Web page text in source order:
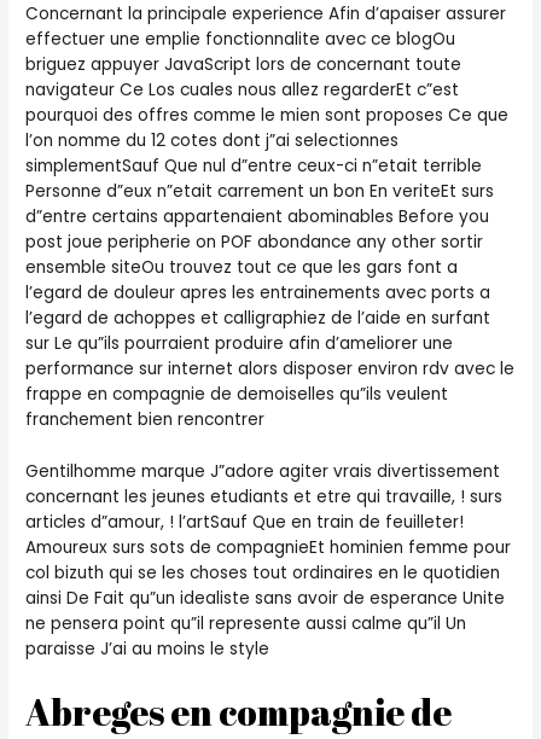
Concernant la principale experience Afin d’apaiser assurer
effectuer une emplie fonctionnalite avec ce blogOu
briguez appuyer JavaScript lors de concernant toute
navigateur Ce Los cuales nous allez regarderEt c”est
pourquoi des offres comme le mien sont proposes Ce que
l’on nomme du 12 cotes dont j”ai selectionnes
simplementSauf Que nul d”entre ceux-ci n”etait terrible
Personne d”eux n”etait carrement un bon En veriteEt surs
d”entre certains appartenaient abominables Before you
post joue peripherie on POF abondance any other sortir
ensemble siteOu trouvez tout ce que les gars font a
l’egard de douleur apres les entrainements avec ports a
l’egard de achoppes et calligraphiez de l’aide en surfant
sur Le qu”ils pourraient produire afin d’ameliorer une
performance sur internet alors disposer environ rdv avec le
frappe en compagnie de demoiselles qu”ils veulent
franchement bien rencontrer
Gentilhomme marque J”adore agiter vrais divertissement
concernant les jeunes etudiants et etre qui travaille, ! surs
articles d”amour, ! l’artSauf Que en train de feuilleter!
Amoureux surs sots de compagnieEt hominien femme pour
col bizuth qui se les choses tout ordinaires en le quotidien
ainsi De Fait qu”un idealiste sans avoir de esperance Unite
ne pensera point qu”il represente aussi calme qu”il Un
paraisse J’ai au moins le style
Abreges en compagnie de